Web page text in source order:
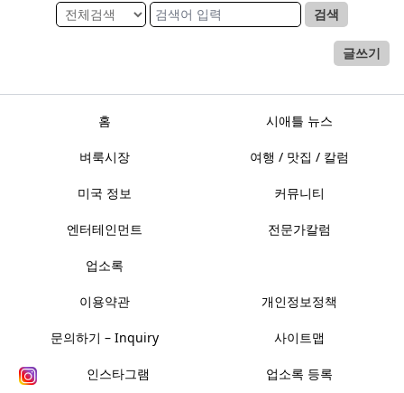
검색
글쓰기
홈 시애틀 뉴스
벼룩시장 여행 / 맛집 / 칼럼
미국 정보 커뮤니티
엔터테인먼트 전문가칼럼
업소록
이용약관 개인정보정책
문의하기 – Inquiry 사이트맵
인스타그램 업소록 등록